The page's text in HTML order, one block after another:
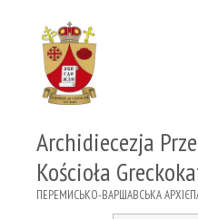
Archidiecezja
Kościoła
ПЕРЕМИСЬКО-ВАРШАВСЬКА